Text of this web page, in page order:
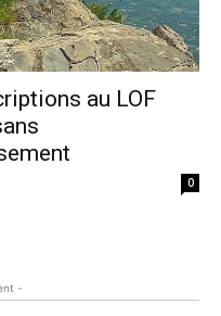
au LOF
0
-